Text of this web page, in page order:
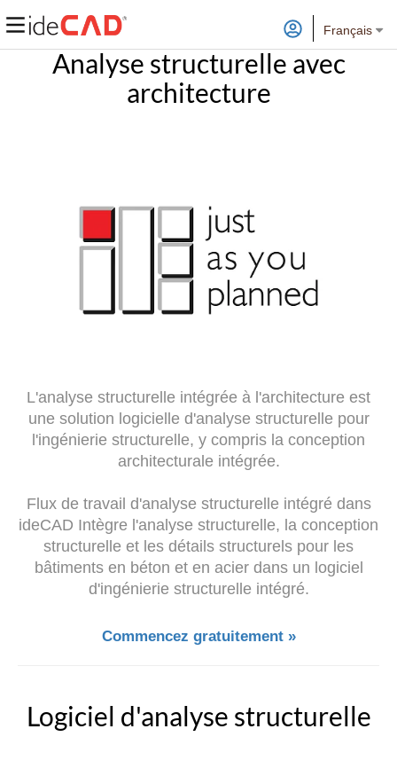
Français
Analyse structurelle avec
architecture
L'analyse structurelle intégrée à l'architecture est
une solution logicielle d'analyse structurelle pour
l'ingénierie structurelle, y compris la conception
architecturale intégrée.
Flux de travail d'analyse structurelle intégré dans
ideCAD Intègre l'analyse structurelle, la conception
structurelle et les détails structurels pour les
bâtiments en béton et en acier dans un logiciel
d'ingénierie structurelle intégré.
Commencez gratuitement »
Logiciel d'analyse structurelle